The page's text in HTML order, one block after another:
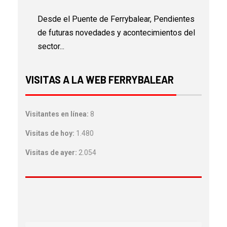
Desde el Puente de Ferrybalear, Pendientes
de futuras novedades y acontecimientos del
sector...
VISITAS A LA WEB FERRYBALEAR
Visitantes en línea: 8
Visitas de hoy: 1.480
Visitas de ayer: 2.054